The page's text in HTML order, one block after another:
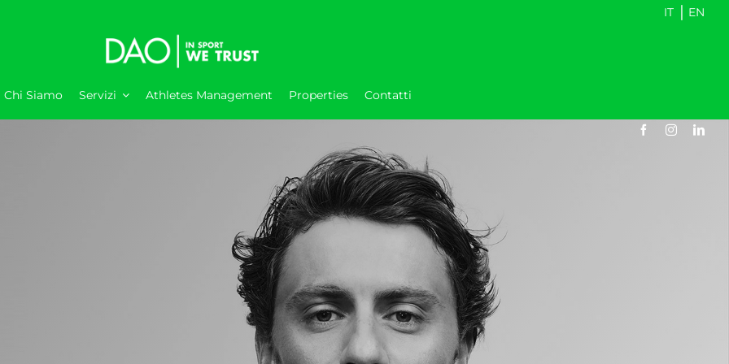
IT | EN
Chi Siamo Servizi Athletes Management Properties Contatti